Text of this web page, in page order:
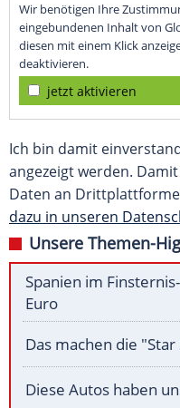
Wir benötigen Ihre
eingebundenen Inhalt von
diesen mit einem Klick
deaktivieren.
jetzt aktivieren
Ich bin damit
angezeigt werden.
Daten an
dazu in unseren
Unsere Themen-
Spanien im
Euro
Das machen die
Diese Autos haben